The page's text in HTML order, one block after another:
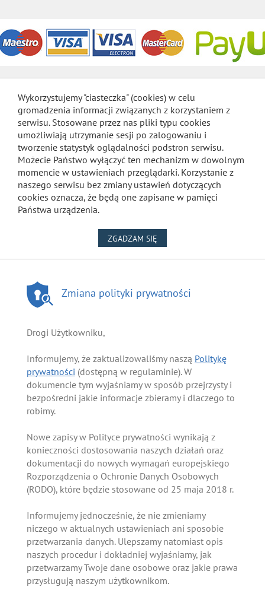
Wykorzystujemy "ciasteczka" (cookies) w celu
gromadzenia informacji związanych z korzystaniem z
serwisu. Stosowane przez nas pliki typu cookies
umożliwiają utrzymanie sesji po zalogowaniu i
tworzenie statystyk oglądalności podstron serwisu.
Możecie Państwo wyłączyć ten mechanizm w dowolnym
momencie w ustawieniach przeglądarki. Korzystanie z
naszego serwisu bez zmiany ustawień dotyczących
cookies oznacza, że będą one zapisane w pamięci
Państwa urządzenia.
ZGADZAM SIĘ
Zmiana polityki prywatności
Drogi Użytkowniku,
Informujemy, że zaktualizowaliśmy naszą Politykę
prywatności (dostępną w regulaminie). W
dokumencie tym wyjaśniamy w sposób przejrzysty i
bezpośredni jakie informacje zbieramy i dlaczego to
robimy.
Nowe zapisy w Polityce prywatności wynikają z
konieczności dostosowania naszych działań oraz
dokumentacji do nowych wymagań europejskiego
Rozporządzenia o Ochronie Danych Osobowych
(RODO), które będzie stosowane od 25 maja 2018 r.
Informujemy jednocześnie, że nie zmieniamy
niczego w aktualnych ustawieniach ani sposobie
przetwarzania danych. Ulepszamy natomiast opis
naszych procedur i dokładniej wyjaśniamy, jak
przetwarzamy Twoje dane osobowe oraz jakie prawa
przysługują naszym użytkownikom.